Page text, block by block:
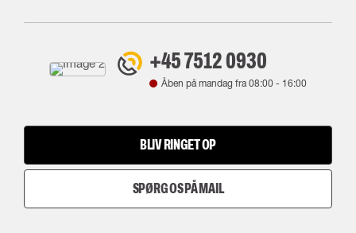
+45 7512 0930
Åben på mandag fra08:00 - 16:00
BLIV RINGET OP
SPØRG OS PÅ MAIL